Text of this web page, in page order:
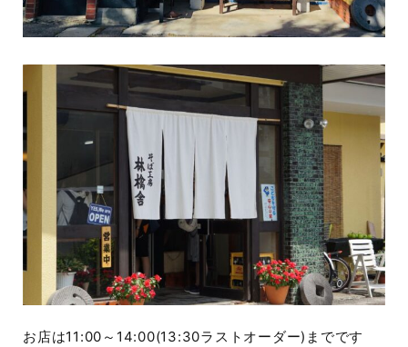
お店は11:00～14:00(13:30ラストオーダー)までです